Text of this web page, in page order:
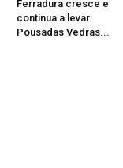
Ferradura cresce e
continua a levar
Pousadas Vedras...